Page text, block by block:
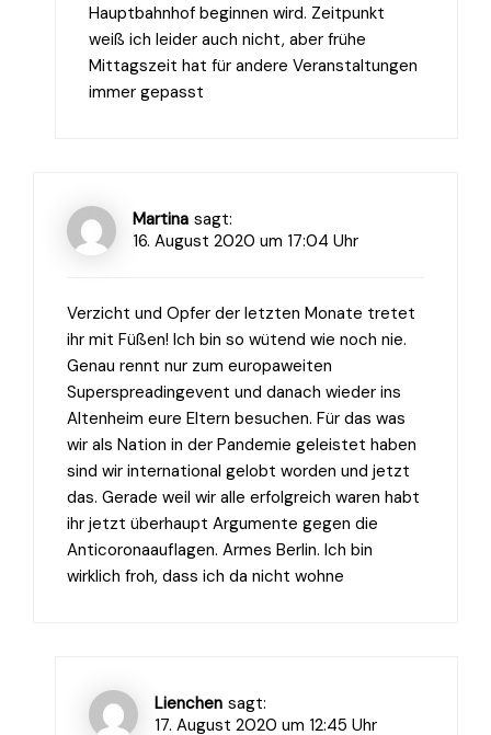
Hauptbahnhof beginnen wird. Zeitpunkt
weiß ich leider auch nicht, aber frühe
Mittagszeit hat für andere Veranstaltungen
immer gepasst
Martina sagt:
16. August 2020 um 17:04 Uhr
Verzicht und Opfer der letzten Monate tretet
ihr mit Füßen! Ich bin so wütend wie noch nie.
Genau rennt nur zum europaweiten
Superspreadingevent und danach wieder ins
Altenheim eure Eltern besuchen. Für das was
wir als Nation in der Pandemie geleistet haben
sind wir international gelobt worden und jetzt
das. Gerade weil wir alle erfolgreich waren habt
ihr jetzt überhaupt Argumente gegen die
Anticoronaauflagen. Armes Berlin. Ich bin
wirklich froh, dass ich da nicht wohne
Lienchen sagt:
17. August 2020 um 12:45 Uhr